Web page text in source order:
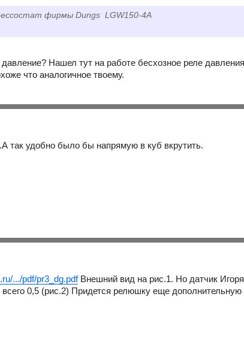
фирмы Dungs LGW150-4A
Нашел тут на работе бесхозное реле
что аналогичное твоему.
так удобно было бы напрямую в куб вкрутить.
.../pdf/pr3_dg.pdfВнешний вид на рис.1. Но датчик
всего 0,5 (рис.2) Придется релюшку еще